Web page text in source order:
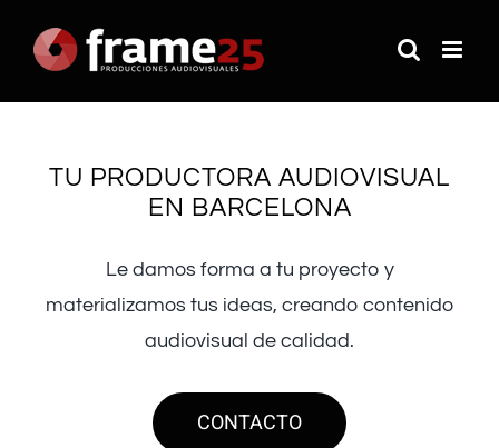
TU PRODUCTORA AUDIOVISUAL
EN BARCELONA
Le damos forma a tu proyecto y
materializamos tus ideas, creando contenido
audiovisual de calidad.
CONTACTO